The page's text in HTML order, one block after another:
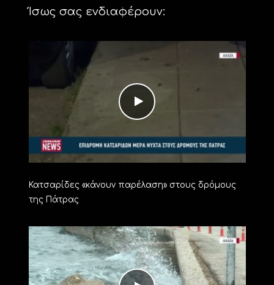
Ίσως σας ενδιαφέρουν:
Κατσαρίδες «κάνουν παρέλαση» στους δρόμους
της Πάτρας